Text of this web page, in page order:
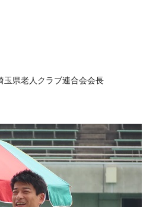
県老人クラブ連合会会長